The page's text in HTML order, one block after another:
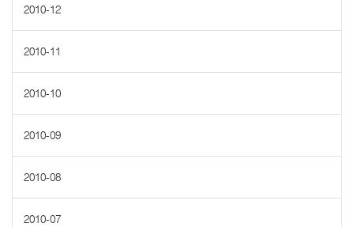
2010-12
2010-11
2010-10
2010-09
2010-08
2010-07